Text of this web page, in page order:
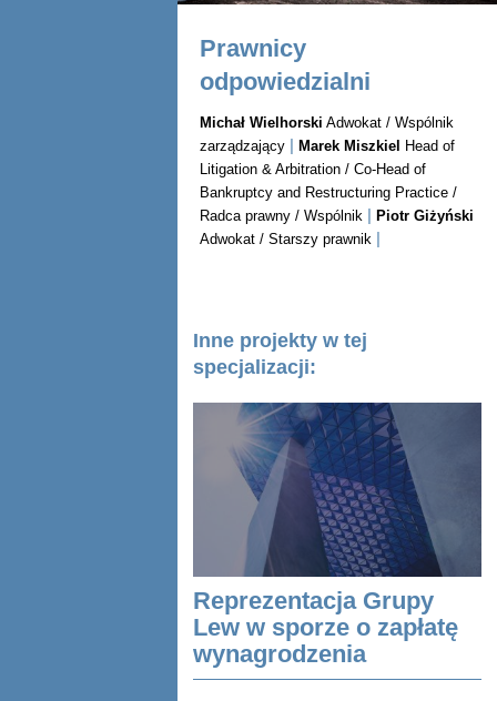
Prawnicy
odpowiedzialni
Michał Wielhorski Adwokat / Wspólnik
zarządzający | Marek Miszkiel
Head of
Litigation & Arbitration / Co-Head of
Bankruptcy and Restructuring Practice /
Radca prawny / Wspólnik | Piotr Giżyński
Adwokat / Starszy prawnik |
Inne projekty w tej
specjalizacji:
Reprezentacja Grupy
Lew w sporze o zapłatę
wynagrodzenia